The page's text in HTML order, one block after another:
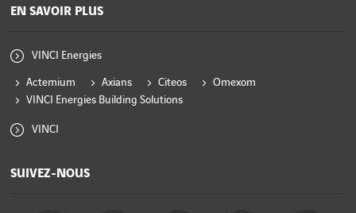
EN SAVOIR PLUS
VINCI Energies
Actemium Axians Citeos
Omexom
VINCI Energies Building Solutions
VINCI
SUIVEZ-NOUS